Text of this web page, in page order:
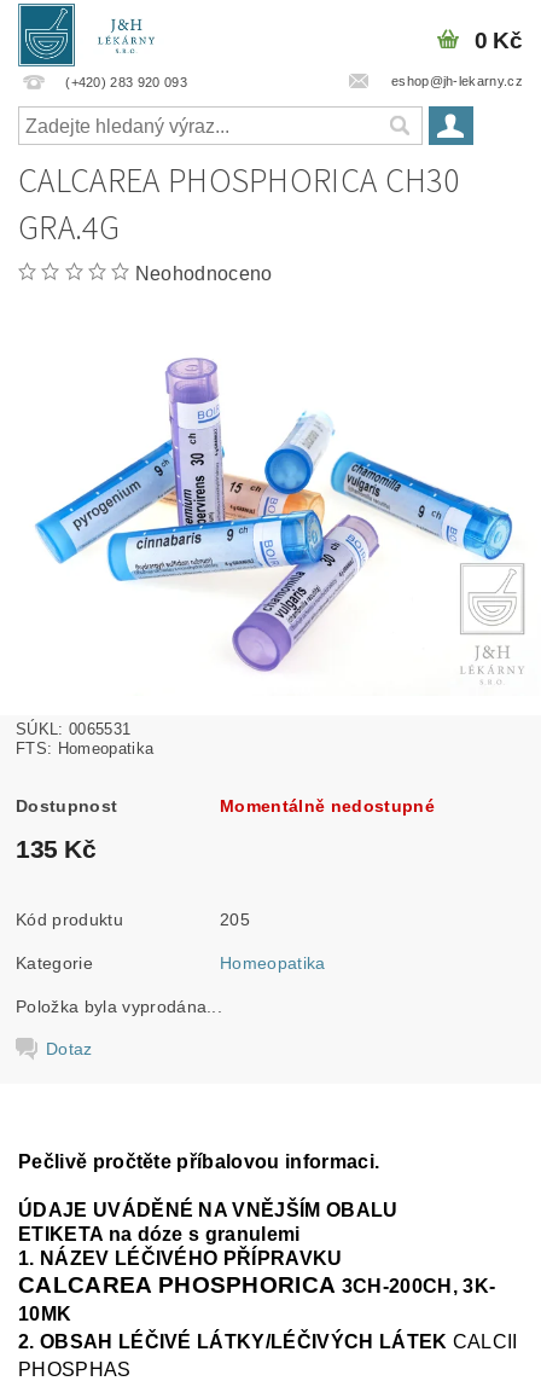
(+420) 283 920 093 eshop@jh-lekarny.cz
0 Kč
CALCAREA PHOSPHORICA CH30
GRA.4G
Neohodnoceno
SÚKL: 0065531
FTS: Homeopatika
Dostupnost Momentálně nedostupné
135 Kč
Kód produktu 205
Kategorie Homeopatika
Položka byla vyprodána...
Dotaz
Pečlivě pročtěte příbalovou informaci.
ÚDAJE UVÁDĚNÉ NA VNĚJŠÍM OBALU
ETIKETA na dóze s granulemi
1. NÁZEV LÉČIVÉHO PŘÍPRAVKU
CALCAREA PHOSPHORICA 3CH-200CH, 3K-
10MK
2. OBSAH LÉČIVÉ LÁTKY/LÉČIVÝCH LÁTEK CALCII
PHOSPHAS